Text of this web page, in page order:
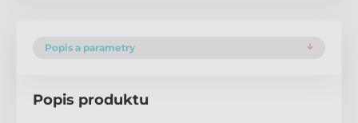
Popis a parametry
Popis produktu